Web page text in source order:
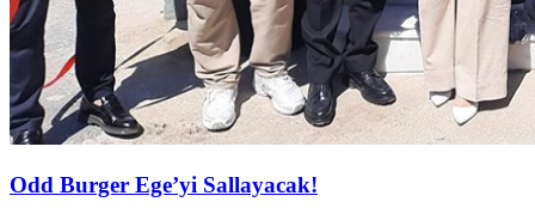
Odd Burger Ege’yi Sallayacak!